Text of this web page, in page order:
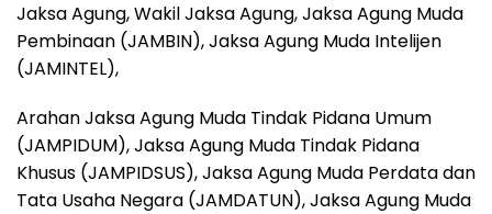
Jaksa Agung, Wakil Jaksa Agung, Jaksa Agung Muda
Pembinaan (JAMBIN), Jaksa Agung Muda Intelijen
(JAMINTEL),
Arahan Jaksa Agung Muda Tindak Pidana Umum
(JAMPIDUM), Jaksa Agung Muda Tindak Pidana
Khusus (JAMPIDSUS), Jaksa Agung Muda Perdata dan
Tata Usaha Negara (JAMDATUN), Jaksa Agung Muda